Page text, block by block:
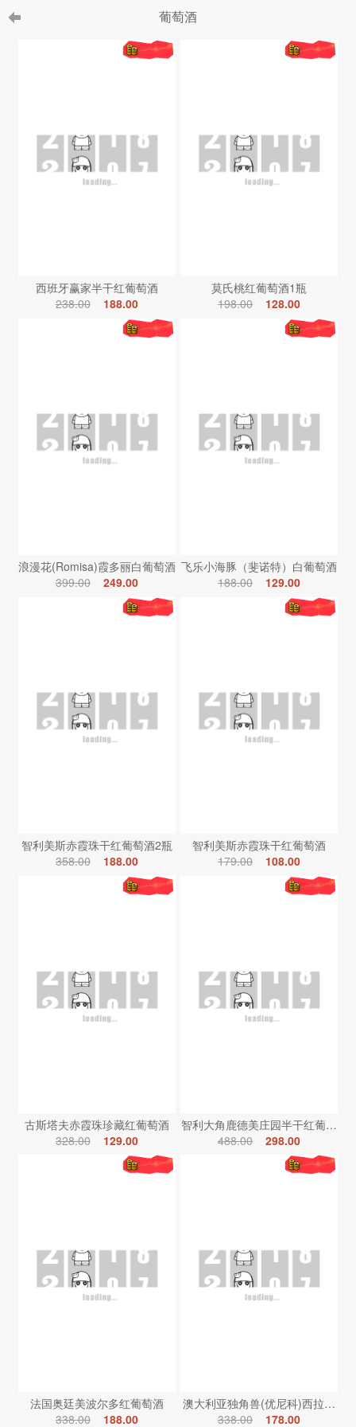
葡萄酒
西班牙赢家半干红葡萄酒
238.00
188.00
莫氏桃红葡萄酒1瓶
198.00
128.00
浪漫花(Romisa)霞多丽白葡萄酒
399.00
249.00
飞乐小海豚（斐诺特）白葡萄酒
188.00
129.00
智利美斯赤霞珠干红葡萄酒2瓶
358.00
188.00
智利美斯赤霞珠干红葡萄酒
179.00
108.00
古斯塔夫赤霞珠珍藏红葡萄酒
328.00
129.00
智利大角鹿德美庄园半干红葡萄酒
488.00
298.00
法国奥廷美波尔多红葡萄酒
338.00
188.00
澳大利亚独角兽(优尼科)西拉红葡
338.00
178.00